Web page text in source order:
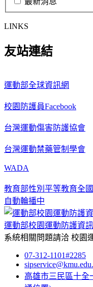
LINKS
友站連結
運動部全球資訊網
校園防護員Facebook
台灣運動傷害防護協會
台灣運動禁藥管制學會
WADA
教育部性別平等教育全
自動輪播中
運動部校園運動防護資
系統相關問題請洽 校園
07-312-1101#2285
高雄市三民區十全